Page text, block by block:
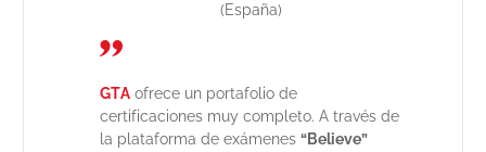
GTA ofrece un portafolio de
certificaciones muy completo. A través de
la plataforma de exámenes“Believe”
(España)